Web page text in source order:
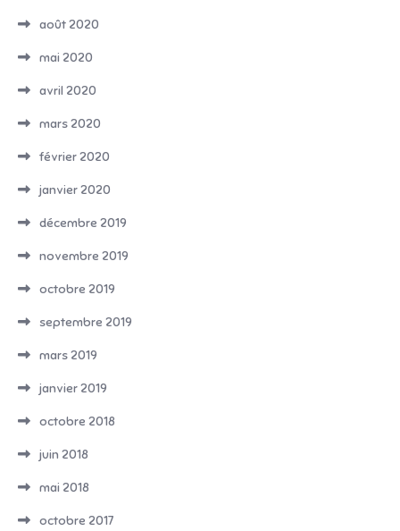
août 2020
mai 2020
avril 2020
mars 2020
février 2020
janvier 2020
décembre 2019
novembre 2019
octobre 2019
septembre 2019
mars 2019
janvier 2019
octobre 2018
juin 2018
mai 2018
octobre 2017